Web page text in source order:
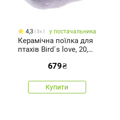
4,3 3x у постачальника
Керамічна поїлка для
птахів Bird´s love, 20,2
679₴
Купити